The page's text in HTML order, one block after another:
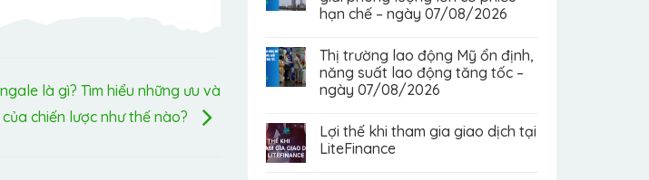
là gì? Tìm hiểu những ưu và
chiến lược như thế nào?
hạn chế – ngày 07/08/2026
Thị trường lao động Mỹ ổn định,
năng suất lao động tăng tốc –
ngày 07/08/2026
Lợi thế khi tham gia giao dịch tại
LiteFinance